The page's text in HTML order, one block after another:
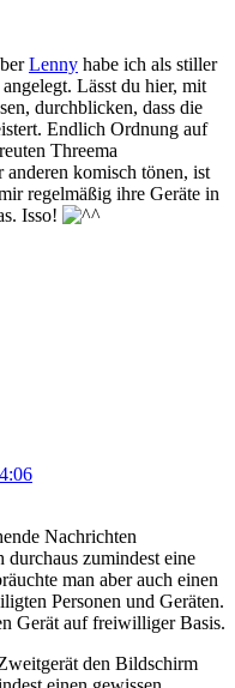
Lenny habe ich als stiller
Lässt du hier, mit
durchblicken, dass die
Endlich Ordnung auf
Threema
komisch tönen, ist
regelmäßig ihre Geräte in
Isso!
Nachrichten
zumindest eine
man aber auch einen
Personen und Geräten.
Gerät auf freiwilliger Basis.
den Bildschirm